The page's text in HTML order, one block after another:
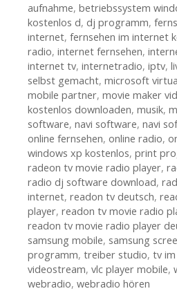
aufnahme, betriebssystem
kostenlos d, dj programm,
internet, fernsehen im internet
radio, internet fernsehen,
internet tv, internetradio, iptv,
selbst gemacht, microsoft
mobile partner, movie maker
kostenlos downloaden, musik,
software, navi software, navi
online fernsehen, online radio,
windows xp kostenlos, print
radeon tv movie radio player,
radio dj software download,
internet, readon tv deutsch,
player, readon tv movie radio
readon tv movie radio player
samsung mobile, samsung
programm, treiber studio, tv
videostream, vlc player mobile,
webradio, webradio hören